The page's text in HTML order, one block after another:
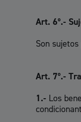
La
La
Art. 6º.-
Son
Art. 7º.-
1.- Los